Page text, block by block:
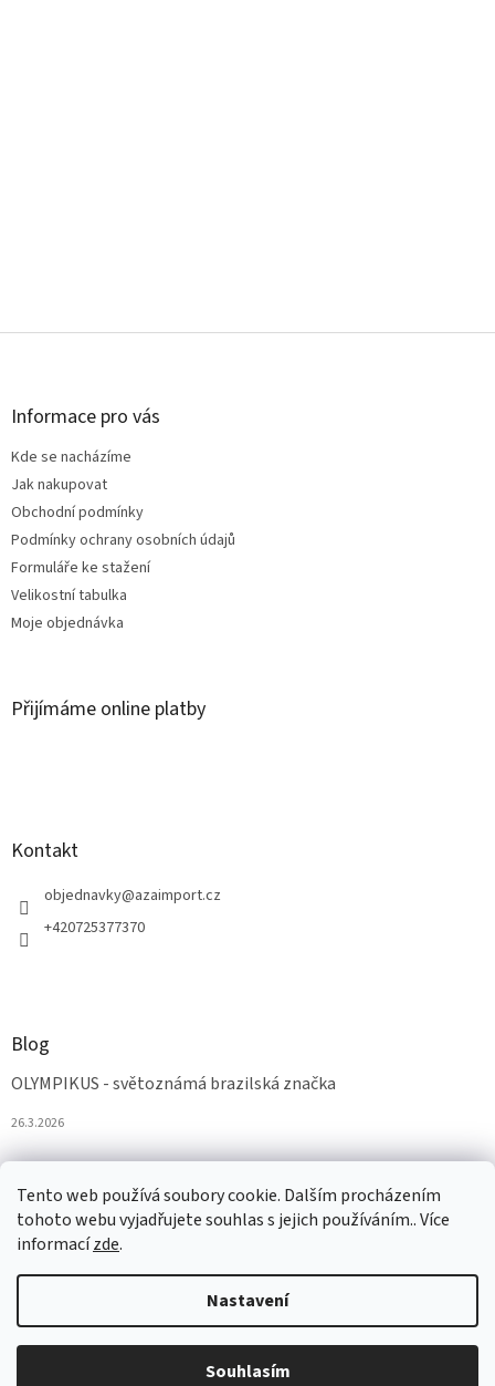
Tento web používá soubory cookie. Dalším procházením
tohoto webu vyjadřujete souhlas s jejich používáním.. Více
informacízde.
Nastavení
Souhlasím
Z
Informace pro vás
Kde se nacházíme
Jak nakupovat
Obchodní podmínky
Podmínky ochrany osobních údajů
Formuláře ke stažení
Velikostní tabulka
Moje objednávka
Přijímáme online platby
Kontakt
objednavky@azaimport.cz
+420725377370
Blog
OLYMPIKUS - světoznámá brazilská značka
26.3.2026
Vytvořil Shoptet
AZAobuv. Všechna práva vyhrazena.